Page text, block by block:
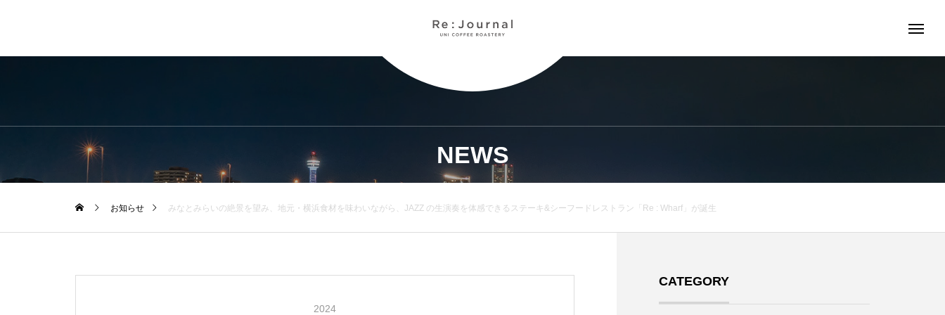
NEWS
お知らせ みなとみらいの絶景を望み、地元・横浜食材を味わいながら、JAZZ の生演奏を体感できるステーキ&シーフードレストラン「Re : Wharf」が誕生
2024
CATEGORY